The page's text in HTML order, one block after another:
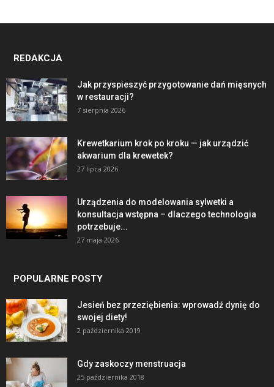
REDAKCJA
Jak przyspieszyć przygotowanie dań mięsnych
w restauracji?
7 sierpnia 2026
Krewetkarium krok po kroku — jak urządzić
akwarium dla krewetek?
27 lipca 2026
Urządzenia do modelowania sylwetki a
konsultacja wstępna – dlaczego technologia
potrzebuje...
27 maja 2026
POPULARNE POSTY
Jesień bez przeziębienia: wprowadź dynię do
swojej diety!
2 października 2019
Gdy zaskoczy menstruacja
25 października 2018